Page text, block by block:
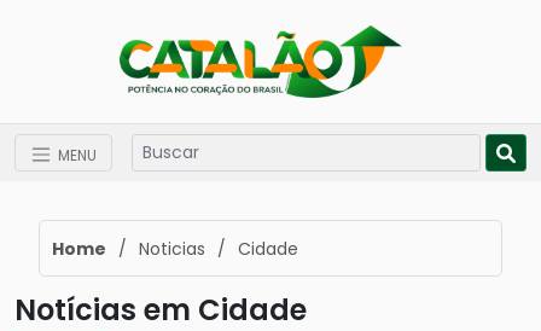
MENU
Home / Noticias / Cidade
Notícias em Cidade